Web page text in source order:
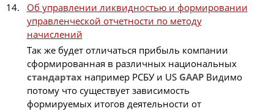
Об управлении ликвидностью и формировании
управленческой отчетности по методу
начислений
Так же будет отличаться прибыль компании
сформированная в различных национальных
стандартахнапример РСБУ и US GAAPВидимо
потому что существует зависимость
формируемых итогов деятельности от